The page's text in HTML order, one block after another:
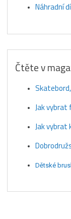
Náhradní
Čtěte v
Jak vybrat
Jak vybrat
Dětské